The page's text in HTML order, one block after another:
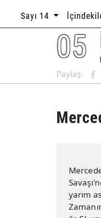
Sayı 14
05
Paylaş:
yarım